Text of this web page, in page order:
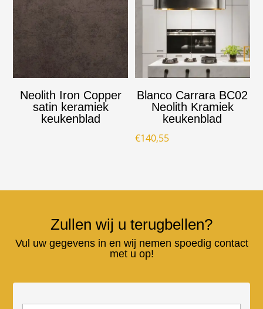
Neolith Iron Copper
satin keramiek
keukenblad
Blanco Carrara BC02
Neolith Kramiek
keukenblad
€140,55
Zullen wij u terugbellen?
Vul uw gegevens in en wij nemen spoedig contact
met u op!
N